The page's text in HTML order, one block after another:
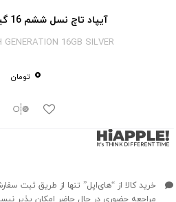
آیپاد تاچ نسل ششم 16 گیگابایت نقره ای
16GB SILVER
0 تومان
خرید کالا از “های‌اپل” تنها از طریق ثبت
مراجعه حضوری در حال حاضر امکان پذیر